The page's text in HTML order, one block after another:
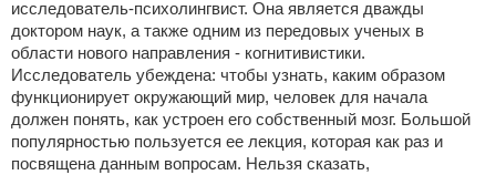
исследователь-психолингвист. Она является дважды
доктором наук, а также одним из передовых ученых в
области нового направления - когнитивистики.
Исследователь убеждена: чтобы узнать, каким образом
функционирует окружающий мир, человек для начала
должен понять, как устроен его собственный мозг. Большой
популярностью пользуется ее лекция, которая как раз и
посвящена данным вопросам. Нельзя сказать,